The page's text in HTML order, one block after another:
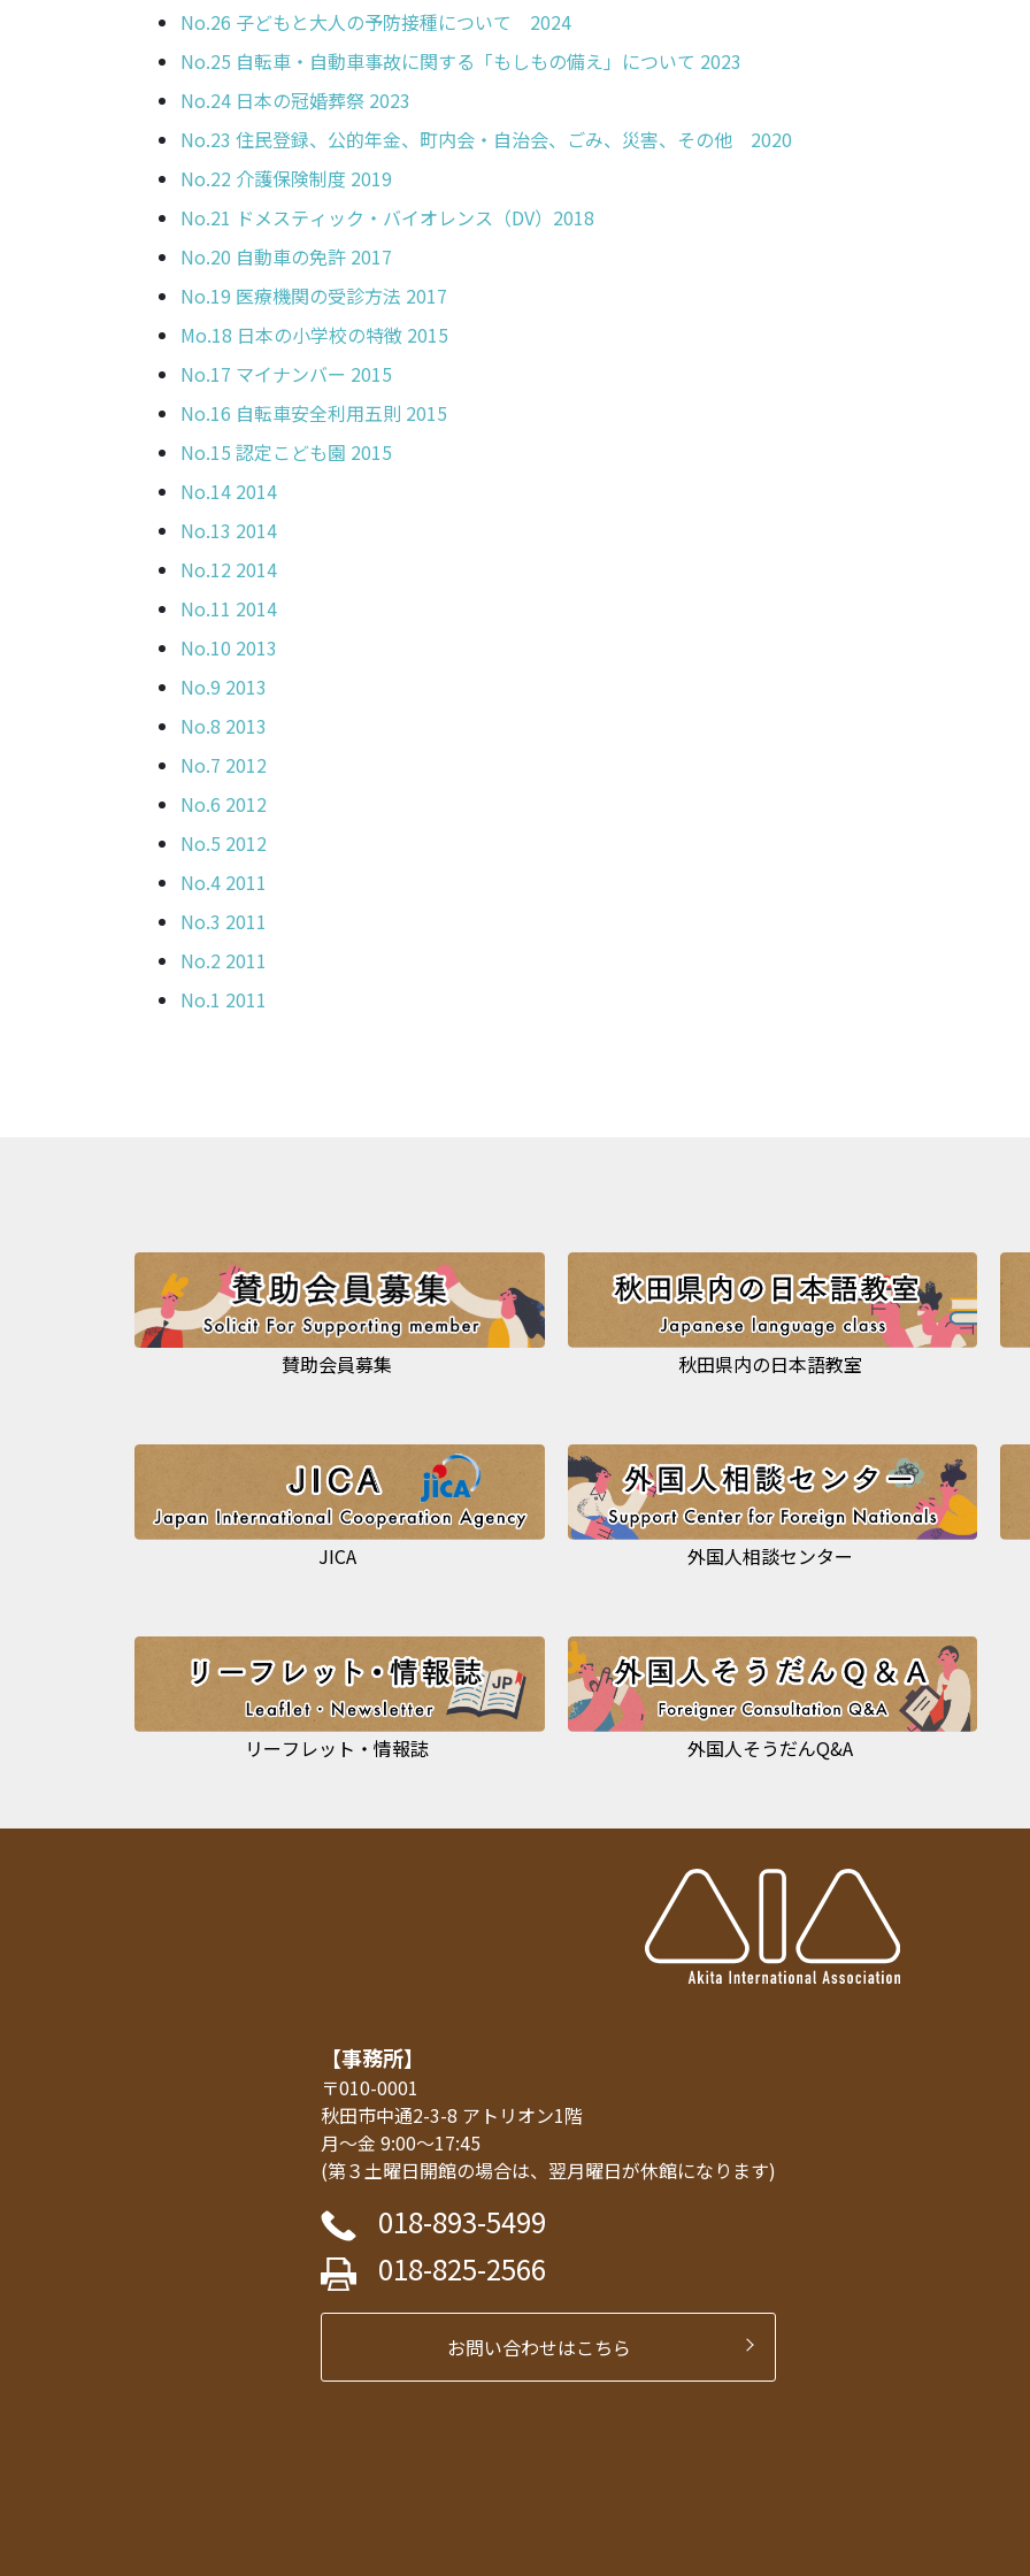
No.26 子どもと大人の予防接種について 2024
No.25 自転車・自動車事故に関する「もしもの備え」について 2023
No.24 日本の冠婚葬祭 2023
No.23 住民登録、公的年金、町内会・自治会、ごみ、災害、その他 2020
No.22 介護保険制度 2019
No.21 ドメスティック・バイオレンス（DV）2018
No.20 自動車の免許 2017
No.19 医療機関の受診方法 2017
Mo.18 日本の小学校の特徴 2015
No.17 マイナンバー 2015
No.16 自転車安全利用五則 2015
No.15 認定こども園 2015
No.14 2014
No.13 2014
No.12 2014
No.11 2014
No.10 2013
No.9 2013
No.8 2013
No.7 2012
No.6 2012
No.5 2012
No.4 2011
No.3 2011
No.2 2011
No.1 2011
賛助会員募集 秋田県内の日本語教室
JICA 外国人相談センター
リーフレット・情報誌 外国人そうだんQ&A
【事務所】
〒010-0001
秋田市中通2-3-8 アトリオン1階
月～金 9:00～17:45
(第３土曜日開館の場合は、翌月曜日が休館になります)
018-893-5499
018-825-2566
お問い合わせはこちら